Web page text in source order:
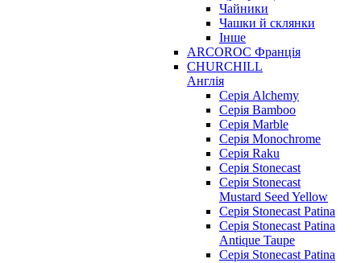
Чайники
Чашки й склянки
Інше
ARCOROC Франція
CHURCHILL
Англія
Серія Alchemy
Серія Bamboo
Серія Marble
Серія Monochrome
Серія Raku
Серія Stonecast
Серія Stonecast
Mustard Seed Yellow
Серія Stonecast Patina
Серія Stonecast Patina
Antique Taupe
Серія Stonecast Patina